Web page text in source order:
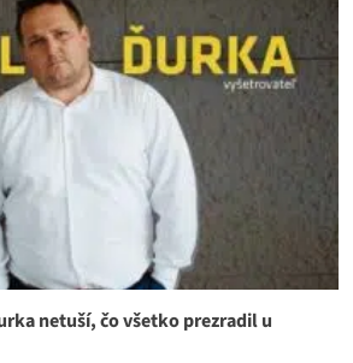
netuší, čo všetko prezradil u